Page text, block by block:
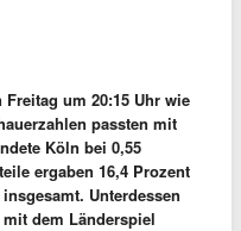
um 20:15 Uhr wie
passten mit
Köln bei 0,55
ergaben 16,4 Prozent
Unterdessen
mit dem Länderspiel